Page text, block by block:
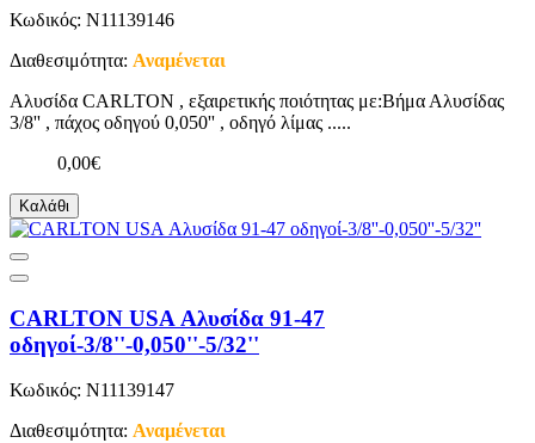
Κωδικός: N11139146
Διαθεσιμότητα: Αναμένεται
Αλυσίδα CARLTON , εξαιρετικής ποιότητας με:Βήμα Αλυσίδας
3/8'' , πάχος οδηγού 0,050'' , οδηγό λίμας .....
0,00€
Καλάθι
CARLTON USA Αλυσίδα 91-47
οδηγοί-3/8''-0,050''-5/32''
Κωδικός: N11139147
Διαθεσιμότητα: Αναμένεται